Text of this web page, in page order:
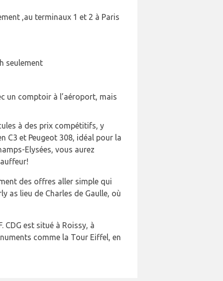
,au terminaux 1 et 2 à Paris
seulement
un comptoir à l’aéroport, mais
à des prix compétitifs, y
C3 et Peugeot 308, idéal pour la
Elysées, vous aurez
des offres aller simple qui
as lieu de Charles de Gaulle, où
CDG est situé à Roissy, à
comme la Tour Eiffel, en